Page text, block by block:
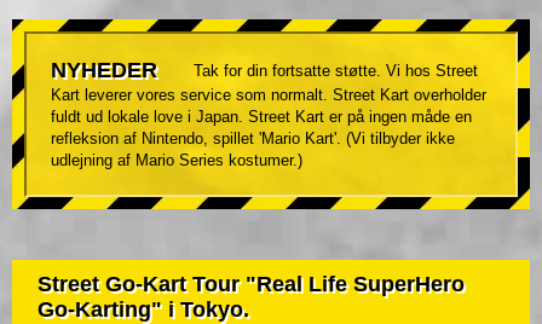
NYHEDER
Tak for din fortsatte støtte. Vi hos Street
Kart leverer vores service som normalt. Street Kart overholder
fuldt ud lokale love i Japan. Street Kart er på ingen måde en
refleksion af Nintendo, spillet 'Mario Kart'. (Vi tilbyder ikke
udlejning af Mario Series kostumer.)
Street Go-Kart Tour "Real Life SuperHero
Go-Karting" i Tokyo.